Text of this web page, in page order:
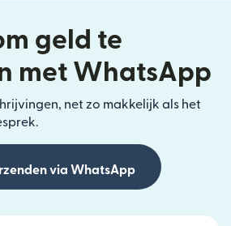
geld te
met WhatsApp
net zo makkelijk als het
via WhatsApp